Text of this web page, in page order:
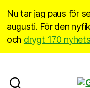
Nu tar jag paus för
augusti. För den
och drygt 170